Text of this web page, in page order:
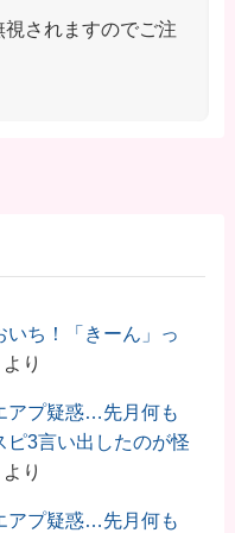
されますのでご注
いち！「きーん」っ
より
アプ疑惑…先月何も
ピ3言い出したのが怪
より
アプ疑惑…先月何も